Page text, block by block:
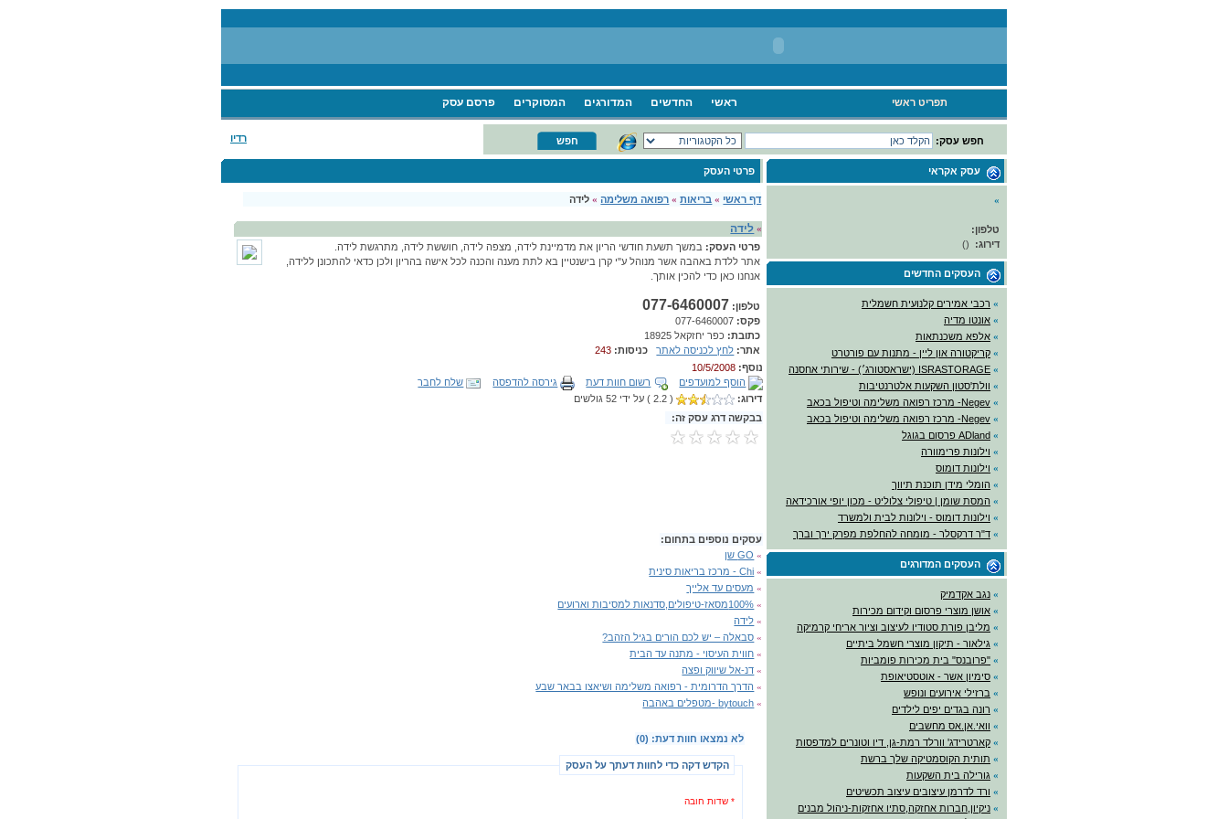
תפריט ראשי ראשי החדשים המדורגים המסוקרים פרסם עסק
חפש עסק: רדיו
פרטי העסק
דף ראשי » בריאות » רפואה משלימה » לידה
» לידה
פרטי העסק: במשך תשעת חודשי הריון את מדמיינת לידה, מצפה לידה, חוששת לידה, מתרגשת לידה.
אתר ללדת באהבה אשר מנוהל ע"י קרן בישנטיין בא לתת מענה והכנה לכל אישה בהריון ולכן כדאי להתכונן ללידה,
אנחנו כאן כדי להכין אותך.
טלפון: 077-6460007
פקס: 077-6460007
כתובת: כפר יחזקאל 18925
אתר: לחץ לכניסה לאתר כניסות: 243
נוסף: 10/5/2008
הוסף למועדפים
רשום חוות דעת גירסה להדפסה
שלח לחבר
דירוג:
( 2.2 ) על ידי 52 גולשים
בבקשה דרג עסק זה:
עסקים נוספים בתחום:
» GO שן
» Chi - מרכז בריאות סינית
» מעסים עד אלייך
» 100%מסאז-טיפולים,סדנאות למסיבות וארועים
» לידה
» סבאלה – יש לכם הורים בגיל הזהב?
» חווית העיסוי - מתנה עד הבית
» דנ-אל שיווק ופצה
» הדרך הדרומית - רפואה משלימה ושיאצו בבאר שבע
» bytouch -מטפלים באהבה
לא נמצאו חוות דעת: (0)
הקדש דקה כדי לחוות דעתך על העסק
* שדות חובה
עסק אקראי
»
טלפון:
דירוג:
(
)
העסקים החדשים
» רכבי אמירים קלנועית חשמלית
» אונטו מדיה
» אלפא משכנתאות
» קריקטורה און ליין - מתנות עם פורטרט
» ISRASTORAGE (ישראסטורג׳) - שירותי אחסנה
» וולת'סטון השקעות אלטרנטיבות
» Negev- מרכז רפואה משלימה וטיפול בכאב
» Negev- מרכז רפואה משלימה וטיפול בכאב
» ADland פרסום בגוגל
» וילונות פרימוורה
» וילונות דומוס
» הומלי מידן תוכנת תיווך
» המסת שומן | טיפולי צלוליט - מכון יופי אורכידאה
» וילונות דומוס - וילונות לבית ולמשרד
» ד"ר דרקסלר - מומחה להחלפת מפרק ירך וברך
העסקים המדורגים
» נגב אקדמיק
» אושן מוצרי פרסום וקידום מכירות
» מליבן פורת סטודיו לעיצוב וציור אריחי קרמיקה
» גילאור - תיקון מוצרי חשמל ביתיים
» "פרובנס" בית מכירות פומביות
» סימיון אשר - אוטסטיאופת
» ברזילי אירועים ונופש
» רונה בגדים יפים לילדים
» וואי.אן.אס מחשבים
» קארטרידג' וורלד רמת-גן, דיו וטונרים למדפסות
» תותית הקוסמטיקה שלך ברשת
» גורילה בית השקעות
» ורד לדרמן עיצובים עיצוב תכשיטים
» ניקיון,חברות אחזקה,סתיו אחזקות-ניהול מבנים